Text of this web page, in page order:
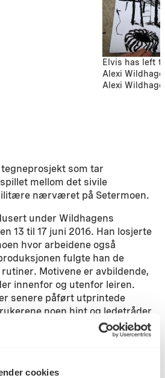
cookies
Elvis has left
Alexi
Alexi
som tar
mellom det sivile
nærværet på Setermoen.
under Wildhagens
13 til 17 juni 2016. Han losjerte
hvor arbeidene også
fulgte han de
Motivene er avbildende,
innenfor og utenfor leiren.
senere påført utprintede
noen hint og ledetråder
er blitt til i deres